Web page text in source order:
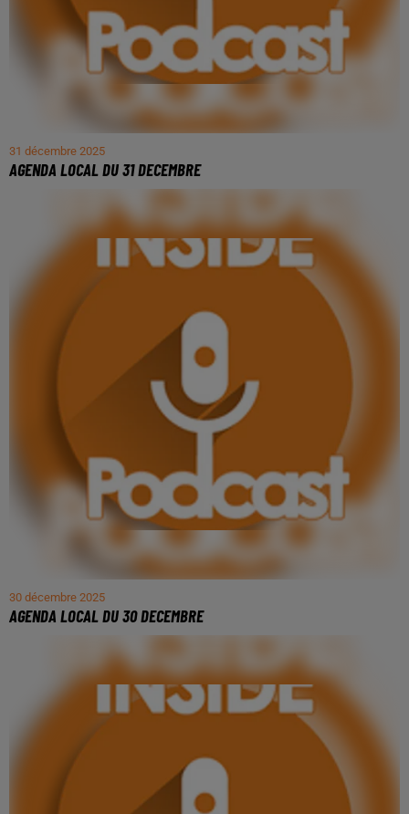
31 décembre 2025
AGENDA LOCAL DU 31 DECEMBRE
30 décembre 2025
AGENDA LOCAL DU 30 DECEMBRE